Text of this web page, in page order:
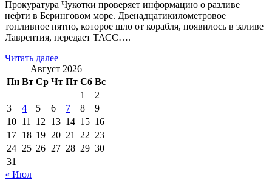
Прокуратура Чукотки проверяет информацию о разливе
нефти в Беринговом море. Двенадцатикилометровое
топливное пятно, которое шло от корабля, появилось в заливе
Лаврентия, передает ТАСС….
Читать далее
Август 2026
Пн Вт Ср Чт Пт Сб Вс
1
2
3
4 5 6 7 8
9
10 11 12 13 14 15 16
17 18 19 20 21 22 23
24 25 26 27 28 29 30
31
« Июл